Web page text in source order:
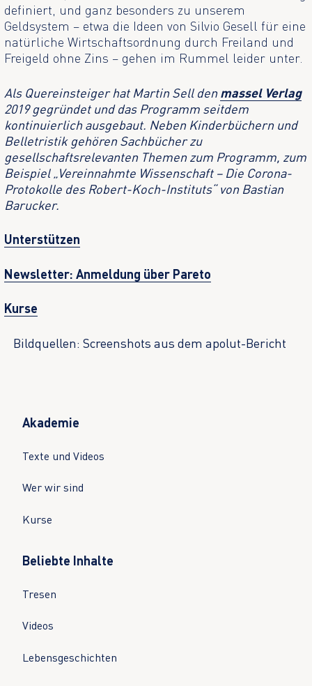
definiert, und ganz besonders zu unserem
Geldsystem – etwa die Ideen von Silvio Gesell für eine
natürliche Wirtschaftsordnung durch Freiland und
Freigeld ohne Zins – gehen im Rummel leider unter.
Als Quereinsteiger hat Martin Sell denmassel Verlag
2019 gegründet und das Programm seitdem
kontinuierlich ausgebaut. Neben Kinderbüchern und
Belletristik gehören Sachbücher zu
gesellschaftsrelevanten Themen zum Programm, zum
Beispiel „Vereinnahmte Wissenschaft – Die Corona-
Protokolle des Robert-Koch-Instituts“ von Bastian
Barucker.
Unterstützen
Newsletter: Anmeldung über Pareto
Kurse
Bildquellen: Screenshots aus dem apolut-Bericht
Akademie
Texte und Videos
Wer wir sind
Kurse
Beliebte Inhalte
Tresen
Videos
Lebensgeschichten